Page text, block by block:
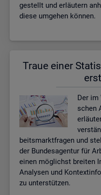
ge­stellt und er­läu­tern
diese um­ge­hen kön­nen.
Traue einer
Der
schen
beits­markt­fra­gen und
der Bun­des­agen­tur für
einen mög­lichst brei­ten
Ana­ly­sen und
zu un­ter­stüt­zen.